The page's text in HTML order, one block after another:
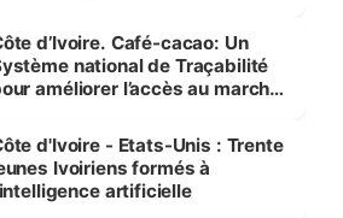
d’Ivoire. Café-cacao: Un
national de Traçabilité
améliorer l’accès au marché
d'Ivoire - Etats-Unis : Trente
Ivoiriens formés à
artificielle